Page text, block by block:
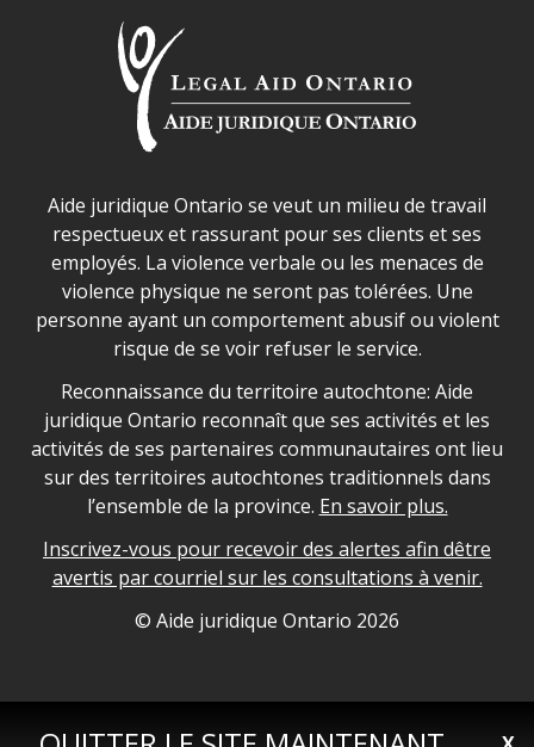
Déclaration sur la sécurité dans les locaux d'AJO.
Aide juridique Ontario se veut un milieu de travail
respectueux et rassurant pour ses clients et ses
employés. La violence verbale ou les menaces de
violence physique ne seront pas tolérées. Une
personne ayant un comportement abusif ou violent
risque de se voir refuser le service.
Legal Aid Ontario land acknowledgement
Reconnaissance du territoire autochtone: Aide
juridique Ontario reconnaît que ses activités et les
activités de ses partenaires communautaires ont lieu
sur des territoires autochtones traditionnels dans
l’ensemble de la province. En savoir plus.
Inscrivez-vous pour recevoir des alertes afin dêtre
avertis par courriel sur les consultations à venir.
Legal Aid Ontario copyright information
© Aide juridique Ontario 2026